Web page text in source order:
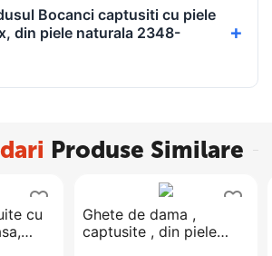
Bocanci captusiti cu piele
din piele naturala 2348-
Produse Similare
cu
​​Ghete de dama ,
captusite , din piele